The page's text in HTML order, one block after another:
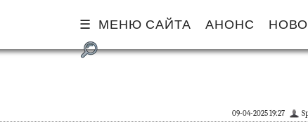
МЕНЮ САЙТА АНОНС
09-04-2025 19:27